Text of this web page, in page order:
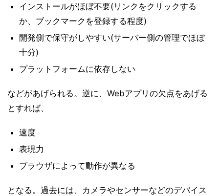
インストールがほぼ不要(リンクをクリックする
か、ブックマークを登録する程度)
開発側で保守がしやすい(サーバー側の管理でほぼ
十分)
プラットフォームに依存しない
などがあげられる。逆に、Webアプリの欠点をあげる
とすれば、
速度
表現力
ブラウザによって動作が異なる
となる。過去には、カメラやセンサーなどのデバイス